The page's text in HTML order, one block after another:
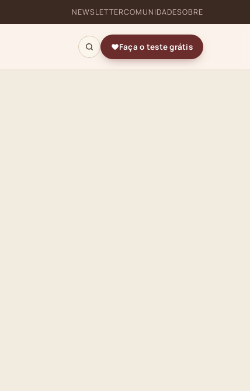
NEWSLETTERCOMUNIDADESOBRE
Faça o teste grátis